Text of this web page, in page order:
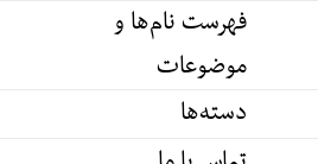
فهرست نام‌ها و
موضوعات
دسته‌ها